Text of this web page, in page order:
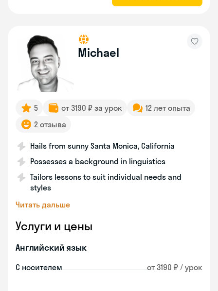
Michael
5 от 3190 ₽ за урок
12 лет опыта
2 отзыва
Hails from sunny Santa Monica, California
Possesses a background in linguistics
Tailors lessons to suit individual needs and
styles
Читать дальше
Услуги и цены
Английский язык
С носителем от 3190 ₽ / урок